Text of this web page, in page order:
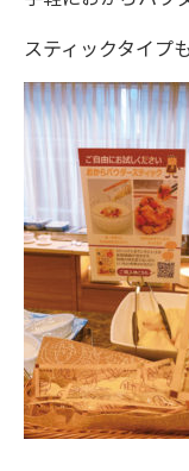
スティックタイプ